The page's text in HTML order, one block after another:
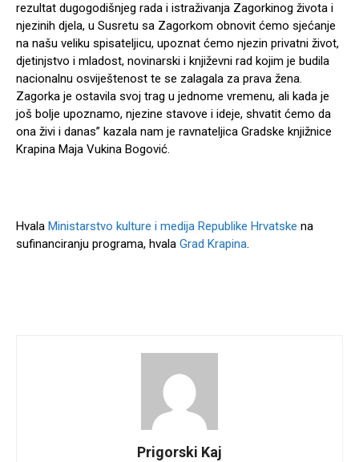
rezultat dugogodišnjeg rada i istraživanja Zagorkinog života i
njezinih djela, u Susretu sa Zagorkom obnovit ćemo sjećanje
na našu veliku spisateljicu, upoznat ćemo njezin privatni život,
djetinjstvo i mladost, novinarski i književni rad kojim je budila
nacionalnu osviještenost te se zalagala za prava žena.
Zagorka je ostavila svoj trag u jednome vremenu, ali kada je
još bolje upoznamo, njezine stavove i ideje, shvatit ćemo da
ona živi i danas” kazala nam je ravnateljica Gradske knjižnice
Krapina Maja Vukina Bogović.
Hvala Ministarstvo kulture i medija Republike Hrvatske na
sufinanciranju programa, hvala Grad Krapina.
Prigorski Kaj